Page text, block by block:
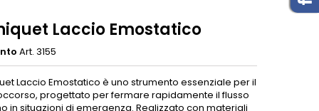
Laccio Emostatico
Art. 3155
Laccio Emostatico è uno strumento essenziale per il
progettato per fermare rapidamente il flusso
in situazioni di emergenza. Realizzato con materiali